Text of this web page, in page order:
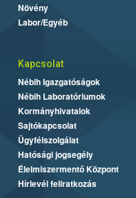
Növény
Labor/Egyéb
Kapcsolat
Nébih Igazgatóságok
Nébih Laboratóriumok
Kormányhivatalok
Sajtókapcsolat
Ügyfélszolgálat
Hatósági jogsegély
Élelmiszermentő Központ
Hírlevél feliratkozás